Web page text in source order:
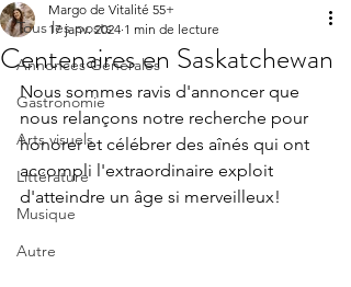
Tous les posts
Annonces Générales
Gastronomie
Arts visuels
Littérature
Musique
Autre
Centenaires en Saskatchewan
Margo de Vitalité 55+
17 janv. 2024 1 min de lecture
Nous sommes ravis d'annoncer que
nous relançons notre recherche pour
honorer et célébrer des aînés qui ont
accompli l'extraordinaire exploit
d'atteindre un âge si merveilleux!